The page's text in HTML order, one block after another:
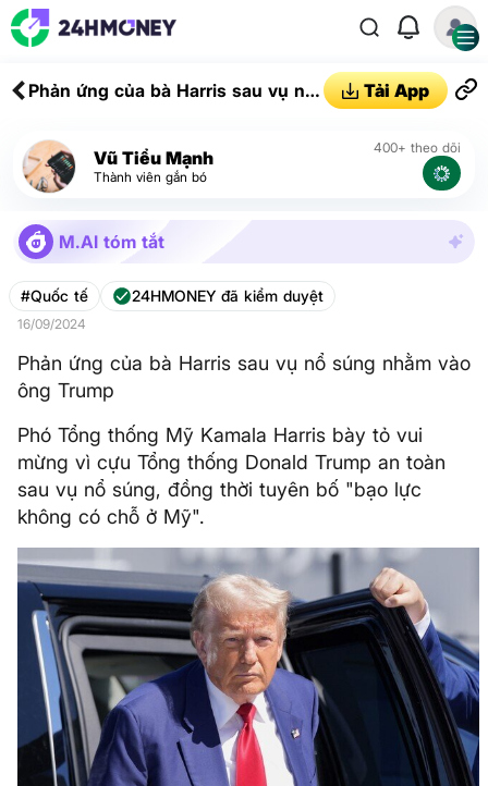
Phản ứng của bà Harris sau vụ nổ
Tải App
Vũ Tiểu Mạnh
Thành viên gắn bó
400+ theo dõi
M.AI tóm tắt
#Quốc tế 24HMONEY đã kiểm duyệt
16/09/2024
Phản ứng của bà Harris sau vụ nổ súng nhằm vào
ông Trump
Phó Tổng thống Mỹ Kamala Harris bày tỏ vui
mừng vì cựu Tổng thống Donald Trump an toàn
sau vụ nổ súng, đồng thời tuyên bố "bạo lực
không có chỗ ở Mỹ".